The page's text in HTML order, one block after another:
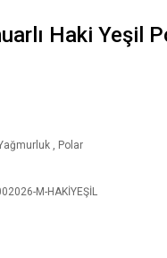
Haki Yeşil
, Polar
M-HAKİYEŞİL